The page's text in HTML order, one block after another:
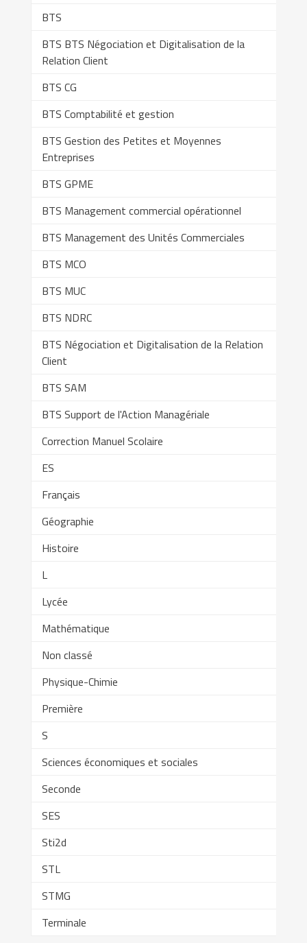
BTS
BTS BTS Négociation et Digitalisation de la
Relation Client
BTS CG
BTS Comptabilité et gestion
BTS Gestion des Petites et Moyennes
Entreprises
BTS GPME
BTS Management commercial opérationnel
BTS Management des Unités Commerciales
BTS MCO
BTS MUC
BTS NDRC
BTS Négociation et Digitalisation de la Relation
Client
BTS SAM
BTS Support de l'Action Managériale
Correction Manuel Scolaire
ES
Français
Géographie
Histoire
L
Lycée
Mathématique
Non classé
Physique-Chimie
Première
S
Sciences économiques et sociales
Seconde
SES
Sti2d
STL
STMG
Terminale